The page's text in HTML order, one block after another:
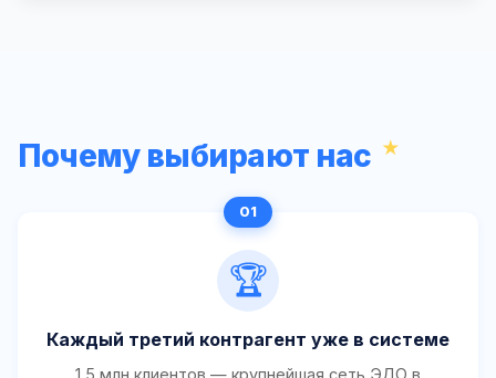
Почему выбирают нас
🏆
Каждый третий контрагент уже в системе
1,5 млн клиентов — крупнейшая сеть ЭДО в